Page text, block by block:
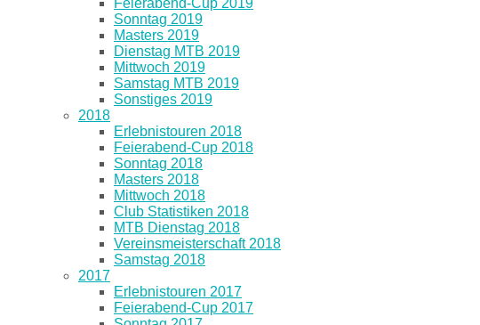
Feierabend-Cup 2019
Sonntag 2019
Masters 2019
Dienstag MTB 2019
Mittwoch 2019
Samstag MTB 2019
Sonstiges 2019
2018
Erlebnistouren 2018
Feierabend-Cup 2018
Sonntag 2018
Masters 2018
Mittwoch 2018
Club Statistiken 2018
MTB Dienstag 2018
Vereinsmeisterschaft 2018
Samstag 2018
2017
Erlebnistouren 2017
Feierabend-Cup 2017